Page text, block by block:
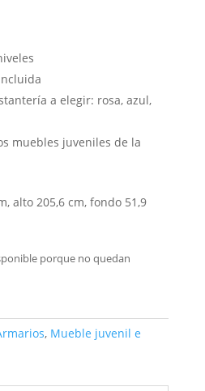
a elegir: rosa, azul,
muebles juveniles de la
alto 205,6 cm, fondo 51,9
porque no quedan
, Mueble juvenil e